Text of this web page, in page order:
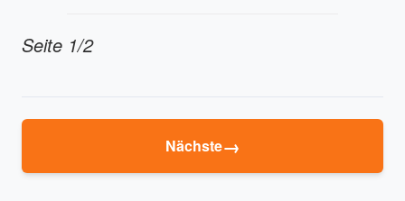
Seite 1/2
Nächste→